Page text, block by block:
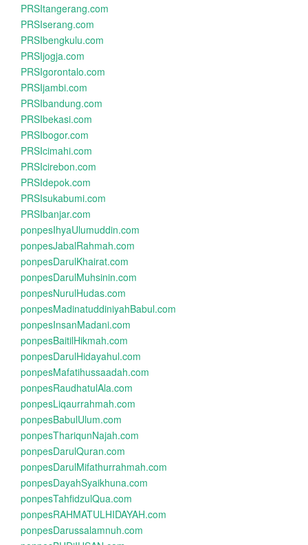
PRSItangerang.com
PRSIserang.com
PRSIbengkulu.com
PRSIjogja.com
PRSIgorontalo.com
PRSIjambi.com
PRSIbandung.com
PRSIbekasi.com
PRSIbogor.com
PRSIcimahi.com
PRSIcirebon.com
PRSIdepok.com
PRSIsukabumi.com
PRSIbanjar.com
ponpesIhyaUlumuddin.com
ponpesJabalRahmah.com
ponpesDarulKhairat.com
ponpesDarulMuhsinin.com
ponpesNurulHudas.com
ponpesMadinatuddiniyahBabul.com
ponpesInsanMadani.com
ponpesBaitilHikmah.com
ponpesDarulHidayahul.com
ponpesMafatihussaadah.com
ponpesRaudhatulAla.com
ponpesLiqaurrahmah.com
ponpesBabulUlum.com
ponpesThariqunNajah.com
ponpesDarulQuran.com
ponpesDarulMifathurrahmah.com
ponpesDayahSyaikhuna.com
ponpesTahfidzulQua.com
ponpesRAHMATULHIDAYAH.com
ponpesDarussalamnuh.com